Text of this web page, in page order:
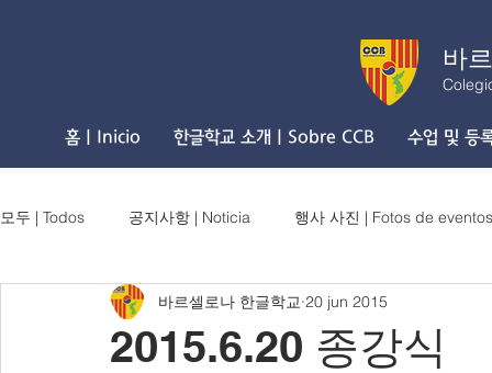
바
홈 | Inicio 한글학교 소개 | Sobre CCB 수업 및 등
모두 | Todos 공지사항 | Noticia 행사 사진 | Fotos de eventos
2015.6.20 종강식
바르셀로나 한글학교 20 jun 2015